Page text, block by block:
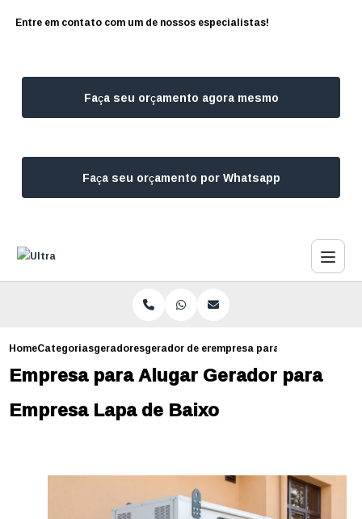
Entre em contato com um de nossos especialistas!
Faça seu orçamento agora mesmo
Faça seu orçamento por Whatsapp
HomeCategoriasgeradoresgerador de energia para loja
empresa para alugar
Empresa para Alugar Gerador para
Empresa Lapa de Baixo